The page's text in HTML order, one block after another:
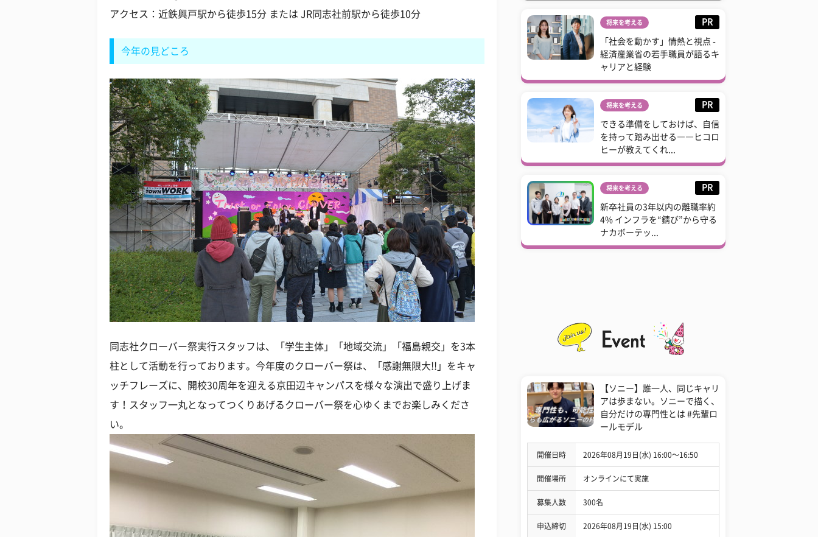
アクセス：近鉄興戸駅から徒歩15分 または JR同志社前駅から徒歩10分
今年の見どころ
同志社クローバー祭実行スタッフは、「学生主体」「地域交流」「福島親交」を3本
柱として活動を行っております。今年度のクローバー祭は、「感謝無限大!!」をキャ
ッチフレーズに、開校30周年を迎える京田辺キャンパスを様々な演出で盛り上げま
す！スタッフ一丸となってつくりあげるクローバー祭を心ゆくまでお楽しみくださ
い。
将来を考える PR
「社会を動かす」情熱と視点 -
経済産業省の若手職員が語るキ
ャリアと経験
将来を考える PR
できる準備をしておけば、自信
を持って踏み出せる――ヒコロ
ヒーが教えてくれ...
将来を考える PR
新卒社員の3年以内の離職率約
4% インフラを“錆び”から守る
ナカボーテッ...
【ソニー】誰一人、同じキャリ
アは歩まない。ソニーで描く、
自分だけの専門性とは #先輩ロ
ールモデル
開催日時 2026年08月19日(水) 16:00〜16:50
開催場所 オンラインにて実施
募集人数 300名
申込締切 2026年08月19日(水) 15:00